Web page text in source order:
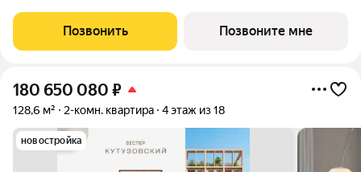
площадью 3,7 га расположен на Кутузовском проспекте и
воплощает новую
Позвонить Позвоните мне
180 650 080 ₽
128,6 м² 2-комн. квартира 4 этаж из 18
новостройка